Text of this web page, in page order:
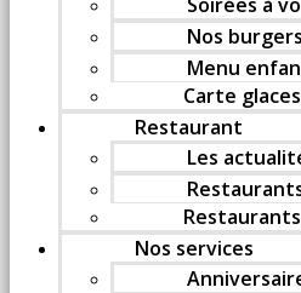
Nos burgers
Menu
Carte glaces
Restaurant
Les
Nos services